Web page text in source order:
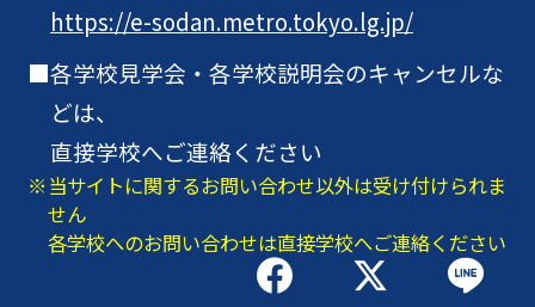
https://e-sodan.metro.tokyo.lg.jp/
各学校見学会・各学校説明会のキャンセルな
どは、
直接学校へご連絡ください
当サイトに関するお問い合わせ以外は受け付けられま
せん
各学校へのお問い合わせは直接学校へご連絡ください